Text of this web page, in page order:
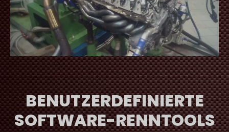
BENUTZERDEFINIERTE
SOFTWARE-RENNTOOLS